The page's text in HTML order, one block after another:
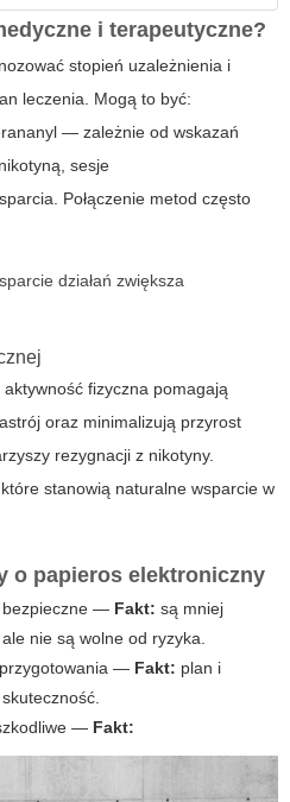
i terapeutyczne?
stopień uzależnienia i
leczenia. Mogą to być:
— zależnie od wskazań
sesje
Połączenie metod często
działań zwiększa
fizyczna pomagają
oraz minimalizują przyrost
rezygnacji z nikotyny.
stanowią naturalne wsparcie w
o papieros elektroniczny
bezpieczne — Fakt: są mniej
nie są wolne od ryzyka.
— Fakt: plan i
— Fakt: